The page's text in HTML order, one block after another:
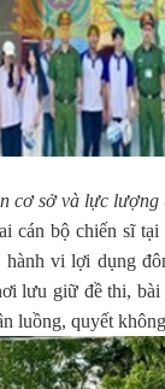
cơ sở và lực
cán bộ chiến sĩ
hành vi lợi dụng
lưu giữ đề thi,
luồng, quyết